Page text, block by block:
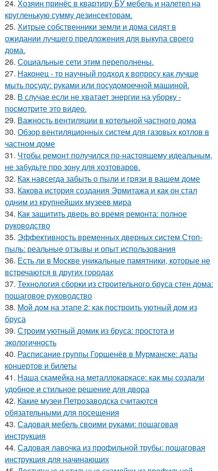
24. Хозяин принёс в квартиру БУ мебель и налетел на
кругленькую сумму дезинсекторам.
25. Хитрые собственники земли и дома сидят в
ожидании лучшего предложения для выкупа своего
дома.
26. Социальные сети этим переполнены.
27. Наконец - то научный подход к вопросу как лучше
мыть посуду: руками или посудомоечной машиной.
28. В случае если не хватает энергии на уборку -
посмотрите это видео.
29. Важность вентиляции в котельной частного дома
30. Обзор вентиляционных систем для газовых котлов в
частном доме
31. Чтобы ремонт получился по-настоящему идеальным,
не забудьте про зону для хозтоваров.
32. Как навсегда забыть о пыли и грязи в вашем доме
33. Какова история создания Эрмитажа и как он стал
одним из крупнейших музеев мира
34. Как защитить дверь во время ремонта: полное
руководство
35. Эффективность временных дверных систем Стоп-
пыль: реальные отзывы и опыт использования
36. Есть ли в Москве уникальные памятники, которые не
встречаются в других городах
37. Технология сборки из строительного бруса стен дома:
пошаговое руководство
38. Мой дом на этапе 2: как построить уютный дом из
бруса
39. Строим уютный домик из бруса: простота и
экологичность
40. Расписание группы Горшенёв в Мурманске: даты
концертов и билеты
41. Наша скамейка на металлокаркасе: как мы создали
удобное и стильное решение для двора
42. Какие музеи Петрозаводска считаются
обязательными для посещения
43. Садовая мебель своими руками: пошаговая
инструкция
44. Садовая лавочка из профильной трубы: пошаговая
инструкция для начинающих